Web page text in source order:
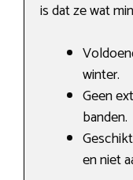
is dat ze wat
winter.
Geen
banden.
en niet